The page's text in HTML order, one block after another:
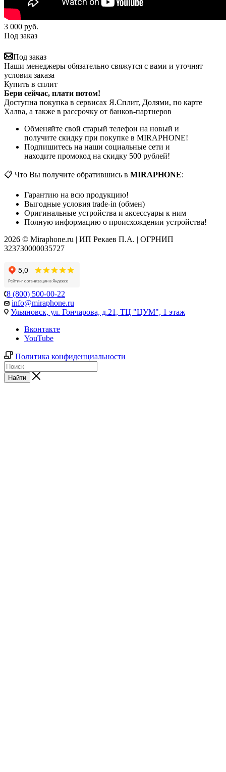
3 000 руб.
Под заказ
Под заказ
Наши менеджеры обязательно свяжутся с вами и уточнят
условия заказа
Купить в сплит
Бери сейчас, плати потом!
Доступна покупка в сервисах Я.Сплит, Долями, по карте
Халва, а также в рассрочку от банков-партнеров
Обменяйте свой старый телефон на новый и
получите скидку при покупке в MIRAPHONE!
Подпишитесь на наши социальные сети и
находите промокод на скидку 500 рублей!
📋 Что Вы получите обратившись в MIRAPHONE:
Гарантию на всю продукцию!
Выгодные условия trade-in (обмен)
Оригинальные устройства и аксессуары к ним
Полную информацию о происхождении устройства!
2026 © Miraphone.ru | ИП Рекаев П.А. | ОГРНИП
323730000035727
8 (800) 500-00-22
info@miraphone.ru
Ульяновск, ул. Гончарова, д.21, ТЦ "ЦУМ", 1 этаж
Вконтакте
YouTube
Политика конфиденциальности
Найти